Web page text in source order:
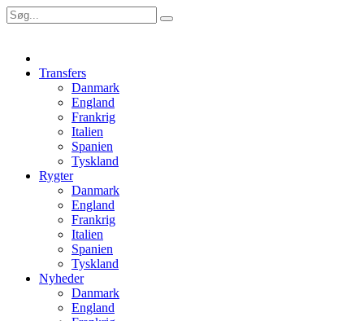
Transfers
Danmark
England
Frankrig
Italien
Spanien
Tyskland
Rygter
Danmark
England
Frankrig
Italien
Spanien
Tyskland
Nyheder
Danmark
England